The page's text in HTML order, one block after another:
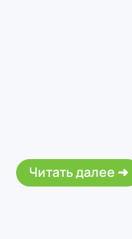
Читать далее